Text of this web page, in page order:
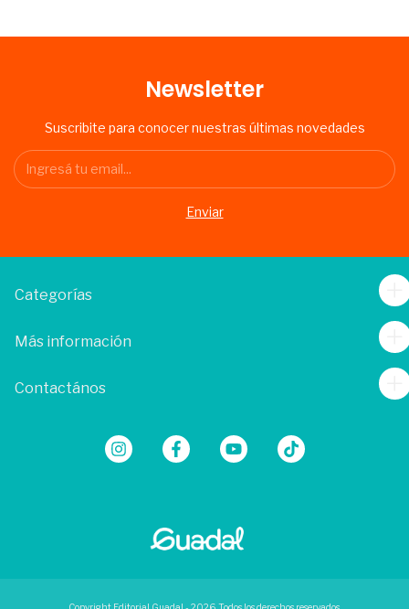
Newsletter
Suscribite para conocer nuestras últimas novedades
Categorías
Más información
Contactános
Copyright Editorial Guadal - 2026. Todos los derechos reservados.